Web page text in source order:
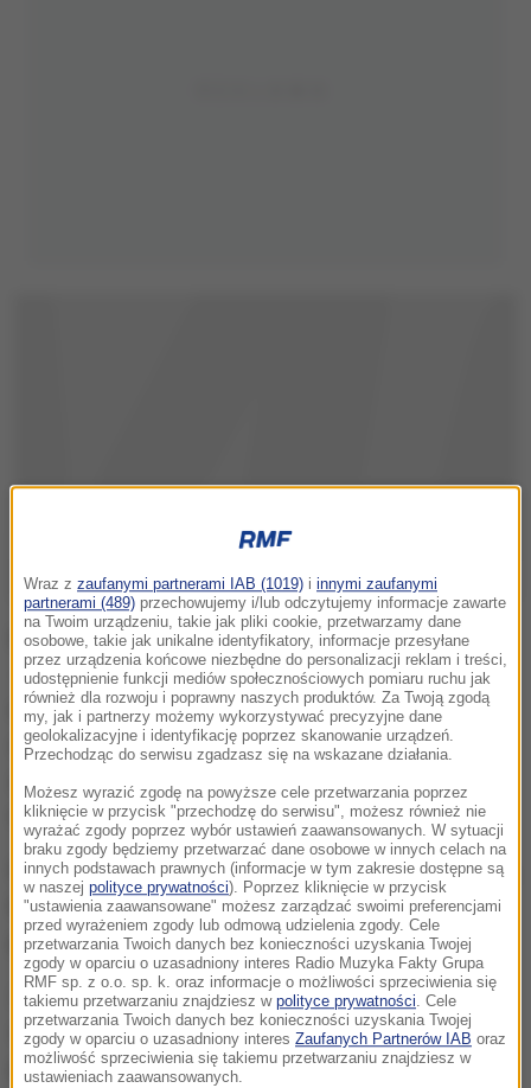
Do ataku doszło pod wieczór. Czterech napastników
- nieoficjalnie to obcokrajowcy z Afryki Północnej -
napadło na parę dwudziestokilkulatków, która
odpoczywała na leżakach na plaży. Mężczyzna
został przez nich pobity i okradziony. Napastnicy
następnie kilkukrotnie zgwałcili kobietę.
Policję wezwał o 4 nad ranem jeden z przechodniów,
który zobaczył zakrwawioną i oszołomioną parę na
promenadzie.
Zaatakowany mężczyzna został przebadany w
szpitalu. Wkrótce zostanie przesłuchany przez
policję. Kobieta natomiast pozostaje pod opieką
Wraz z zaufanymi partnerami IAB (1019) i innymi zaufanymi
partnerami (489) przechowujemy i/lub odczytujemy informacje zawarte
na Twoim urządzeniu, takie jak pliki cookie, przetwarzamy dane
osobowe, takie jak unikalne identyfikatory, informacje przesyłane
przez urządzenia końcowe niezbędne do personalizacji reklam i treści,
udostępnienie funkcji mediów społecznościowych pomiaru ruchu jak
również dla rozwoju i poprawny naszych produktów. Za Twoją zgodą
my, jak i partnerzy możemy wykorzystywać precyzyjne dane
geolokalizacyjne i identyfikację poprzez skanowanie urządzeń.
Przechodząc do serwisu zgadzasz się na wskazane działania.
Możesz wyrazić zgodę na powyższe cele przetwarzania poprzez
kliknięcie w przycisk "przechodzę do serwisu", możesz również nie
wyrażać zgody poprzez wybór ustawień zaawansowanych. W sytuacji
braku zgody będziemy przetwarzać dane osobowe w innych celach na
innych podstawach prawnych (informacje w tym zakresie dostępne są
w naszej polityce prywatności). Poprzez kliknięcie w przycisk
"ustawienia zaawansowane" możesz zarządzać swoimi preferencjami
przed wyrażeniem zgody lub odmową udzielenia zgody. Cele
przetwarzania Twoich danych bez konieczności uzyskania Twojej
zgody w oparciu o uzasadniony interes Radio Muzyka Fakty Grupa
RMF sp. z o.o. sp. k. oraz informacje o możliwości sprzeciwienia się
takiemu przetwarzaniu znajdziesz w polityce prywatności. Cele
przetwarzania Twoich danych bez konieczności uzyskania Twojej
zgody w oparciu o uzasadniony interes Zaufanych Partnerów IAB oraz
możliwość sprzeciwienia się takiemu przetwarzaniu znajdziesz w
ustawieniach zaawansowanych.